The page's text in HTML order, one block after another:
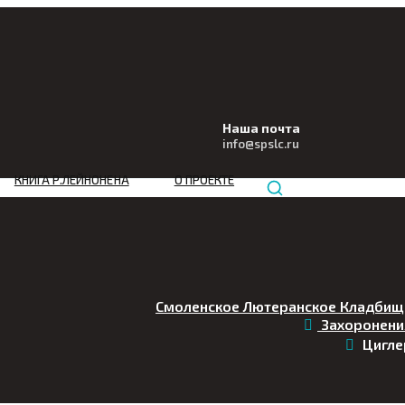
Наша почта
info@spslc.ru
КНИГА Р.ЛЕЙНОНЕНА О ПРОЕКТЕ
Смоленское Лютеранское